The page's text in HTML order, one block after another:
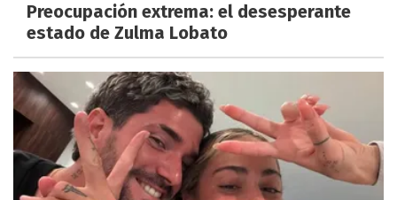
Preocupación extrema: el desesperante
estado de Zulma Lobato